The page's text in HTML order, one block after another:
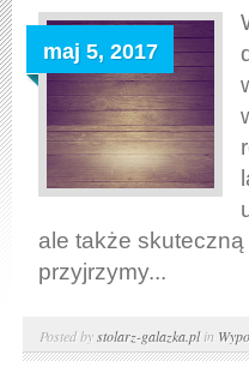
maj 5, 2017
ale także
przyjrzymy...
Posted bystolarz-galazka.plin